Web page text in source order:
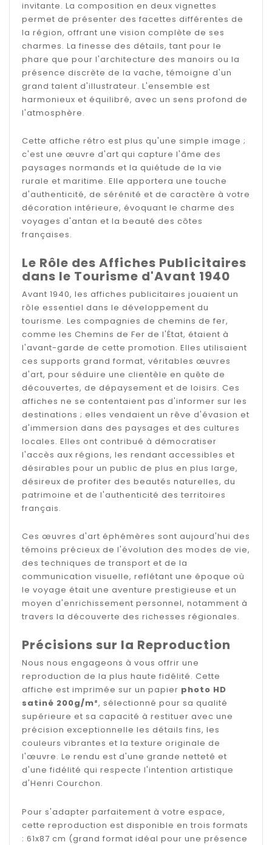
invitante. La composition en deux vignettes
permet de présenter des facettes différentes de
la région, offrant une vision complète de ses
charmes. La finesse des détails, tant pour le
phare que pour l'architecture des manoirs ou la
présence discrète de la vache, témoigne d'un
grand talent d'illustrateur. L'ensemble est
harmonieux et équilibré, avec un sens profond de
l'atmosphère.
Cette affiche rétro est plus qu'une simple image ;
c'est une œuvre d'art qui capture l'âme des
paysages normands et la quiétude de la vie
rurale et maritime. Elle apportera une touche
d'authenticité, de sérénité et de caractère à votre
décoration intérieure, évoquant le charme des
voyages d'antan et la beauté des côtes
françaises.
Le Rôle des Affiches Publicitaires
dans le Tourisme d'Avant 1940
Avant 1940, les affiches publicitaires jouaient un
rôle essentiel dans le développement du
tourisme. Les compagnies de chemins de fer,
comme les Chemins de Fer de l'État, étaient à
l'avant-garde de cette promotion. Elles utilisaient
ces supports grand format, véritables œuvres
d'art, pour séduire une clientèle en quête de
découvertes, de dépaysement et de loisirs. Ces
affiches ne se contentaient pas d'informer sur les
destinations ; elles vendaient un rêve d'évasion et
d'immersion dans des paysages et des cultures
locales. Elles ont contribué à démocratiser
l'accès aux régions, les rendant accessibles et
désirables pour un public de plus en plus large,
désireux de profiter des beautés naturelles, du
patrimoine et de l'authenticité des territoires
français.
Ces œuvres d'art éphémères sont aujourd'hui des
témoins précieux de l'évolution des modes de vie,
des techniques de transport et de la
communication visuelle, reflétant une époque où
le voyage était une aventure prestigieuse et un
moyen d'enrichissement personnel, notamment à
travers la découverte des richesses régionales.
Précisions sur la Reproduction
Nous nous engageons à vous offrir une
reproduction de la plus haute fidélité. Cette
affiche est imprimée sur un papier photo HD
satiné 200g/m², sélectionné pour sa qualité
supérieure et sa capacité à restituer avec une
précision exceptionnelle les détails fins, les
couleurs vibrantes et la texture originale de
l'œuvre. Le rendu est d'une grande netteté et
d'une fidélité qui respecte l'intention artistique
d'Henri Courchon.
Pour s'adapter parfaitement à votre espace,
cette reproduction est disponible en trois formats
: 61x87 cm (grand format idéal pour une présence